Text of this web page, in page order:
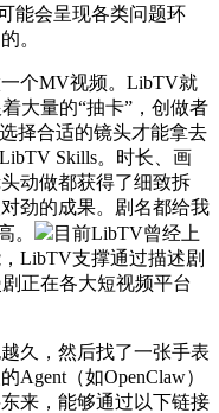
能会呈现各类问题环
。
个MV视频。LibTV就
大量的“抽卡”，创做者
择合适的镜头才能拿去
Skills。时长、画
动做都获得了细致拆
劲的成果。剧名都给我
。
目前LibTV曾经上
LibTV支撑通过描述剧
正在各大短视频平台
久，然后找了一张手表
Agent（如OpenClaw）
来，能够通过以下链接